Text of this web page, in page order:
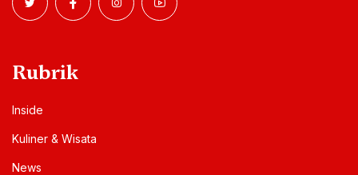
Rubrik
Inside
Kuliner & Wisata
News